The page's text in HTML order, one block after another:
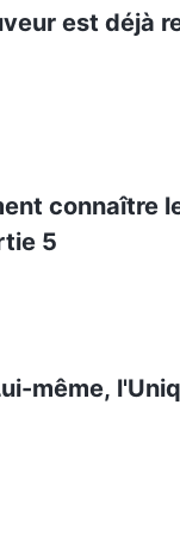
est déjà
connaître
5
même,